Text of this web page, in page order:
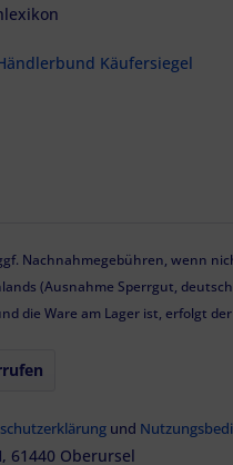
Nachnahmegebühren, wenn
(Ausnahme Sperrgut,
die Ware am Lager ist, erfolgt
und
61440 Oberursel